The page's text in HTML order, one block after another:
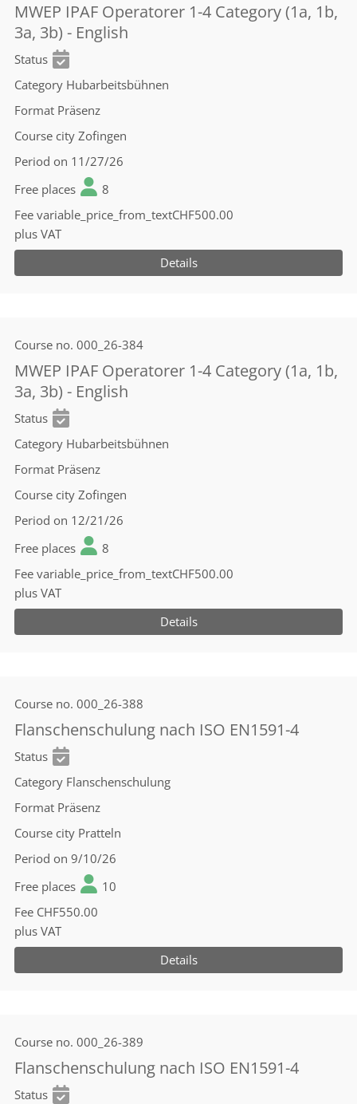
MWEP IPAF Operatorer 1-4 Category (1a, 1b,
3a, 3b) - English
Status
Category Hubarbeitsbühnen
Format Präsenz
Course city Zofingen
Period on 11/27/26
Free places
8
Fee variable_price_from_textCHF500.00
plus VAT
Details
Course no. 000_26-384
MWEP IPAF Operatorer 1-4 Category (1a, 1b,
3a, 3b) - English
Status
Category Hubarbeitsbühnen
Format Präsenz
Course city Zofingen
Period on 12/21/26
Free places
8
Fee variable_price_from_textCHF500.00
plus VAT
Details
Course no. 000_26-388
Flanschenschulung nach ISO EN1591-4
Status
Category Flanschenschulung
Format Präsenz
Course city Pratteln
Period on 9/10/26
Free places
10
Fee CHF550.00
plus VAT
Details
Course no. 000_26-389
Flanschenschulung nach ISO EN1591-4
Status